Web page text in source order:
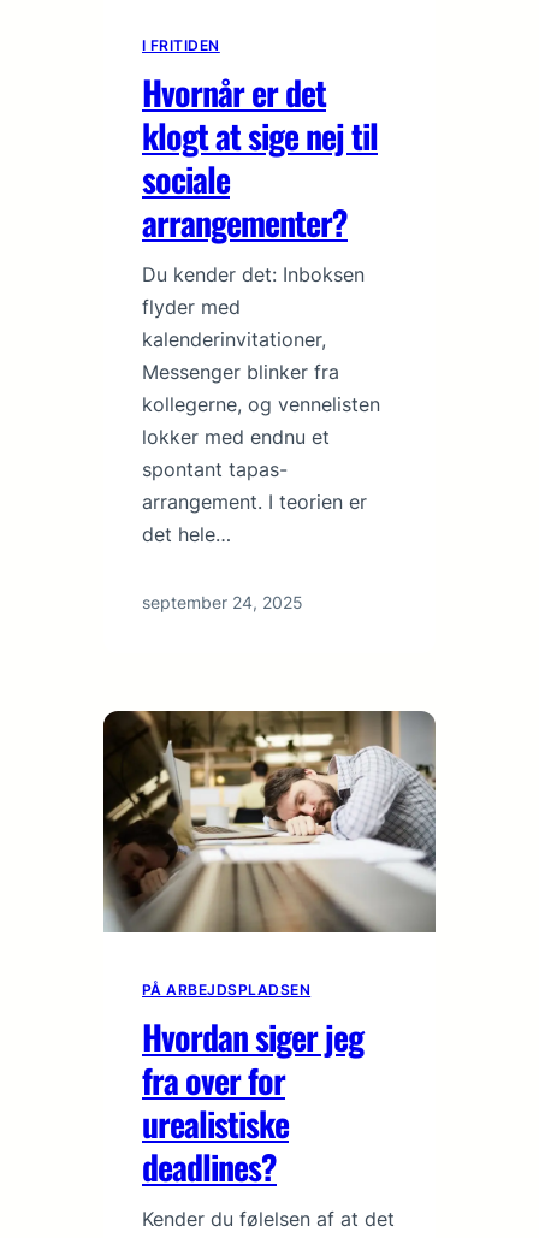
I FRITIDEN
Hvornår er det
klogt at sige nej til
sociale
arrangementer?
Du kender det: Inboksen
flyder med
kalenderinvitationer,
Messenger blinker fra
kollegerne, og vennelisten
lokker med endnu et
spontant tapas-
arrangement. I teorien er
det hele…
september 24, 2025
PÅ ARBEJDSPLADSEN
Hvordan siger jeg
fra over for
urealistiske
deadlines?
Kender du følelsen af at det